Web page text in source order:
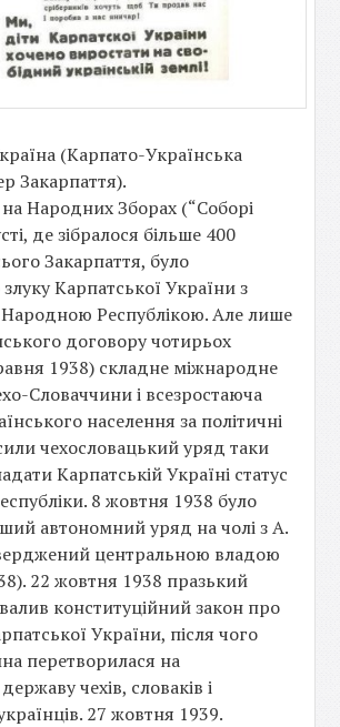
(Карпато-Українська
Закарпаття).
на Народних Зборах (“Соборі
де зібралося більше 400
Закарпаття, було
Карпатської України з
Республікою. Але лише
договору чотирьох
1938) складне міжнародне
Словаччини і всезростаюча
населення за політичні
чехословацький уряд таки
Карпатській Україні статус
8 жовтня 1938 було
автономний уряд на чолі з А.
центральною владою
22 жовтня 1938 празький
конституційний закон про
України, після чого
перетворилася на
чехів, словаків і
27 жовтня 1939.